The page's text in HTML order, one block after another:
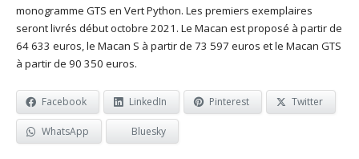
monogramme GTS en Vert Python. Les premiers exemplaires
seront livrés début octobre 2021. Le Macan est proposé à partir de
64 633 euros, le Macan S à partir de 73 597 euros et le Macan GTS
à partir de 90 350 euros.
Facebook LinkedIn Pinterest Twitter
WhatsApp Bluesky